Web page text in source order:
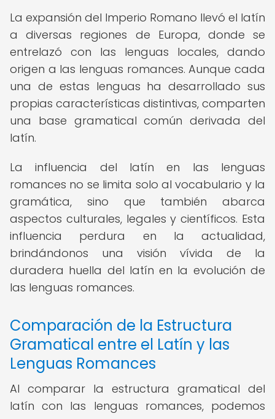
La expansión del Imperio Romano llevó el latín
a diversas regiones de Europa, donde se
entrelazó con las lenguas locales, dando
origen a las lenguas romances. Aunque cada
una de estas lenguas ha desarrollado sus
propias características distintivas, comparten
una base gramatical común derivada del
latín.
La influencia del latín en las lenguas
romances no se limita solo al vocabulario y la
gramática, sino que también abarca
aspectos culturales, legales y científicos. Esta
influencia perdura en la actualidad,
brindándonos una visión vívida de la
duradera huella del latín en la evolución de
las lenguas romances.
Comparación de la Estructura
Gramatical entre el Latín y las
Lenguas Romances
Al comparar la estructura gramatical del
latín con las lenguas romances, podemos